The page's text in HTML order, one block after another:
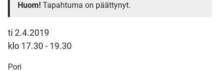
Huom! Tapahtuma on päättynyt.
ti 2.4.2019
klo 17.30 - 19.30
Pori